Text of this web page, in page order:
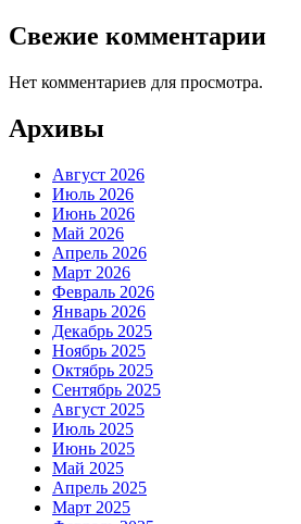
Свежие комментарии
Нет комментариев для просмотра.
Архивы
Август 2026
Июль 2026
Июнь 2026
Май 2026
Апрель 2026
Март 2026
Февраль 2026
Январь 2026
Декабрь 2025
Ноябрь 2025
Октябрь 2025
Сентябрь 2025
Август 2025
Июль 2025
Июнь 2025
Май 2025
Апрель 2025
Март 2025